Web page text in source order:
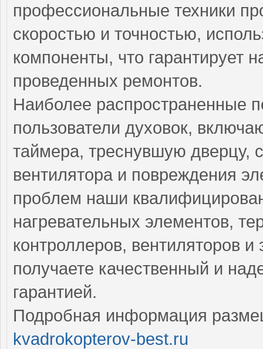
профессиональные техники
скоростью и точностью,
компоненты, что гарантирует
проведенных ремонтов.
Наиболее распространенные
пользователи духовок,
таймера, треснувшую дверцу,
вентилятора и повреждения
проблем наши
нагревательных элементов,
контроллеров, вентиляторов
получаете качественный и
гарантией.
Подробная информация
kvadrokopterov-best.ru